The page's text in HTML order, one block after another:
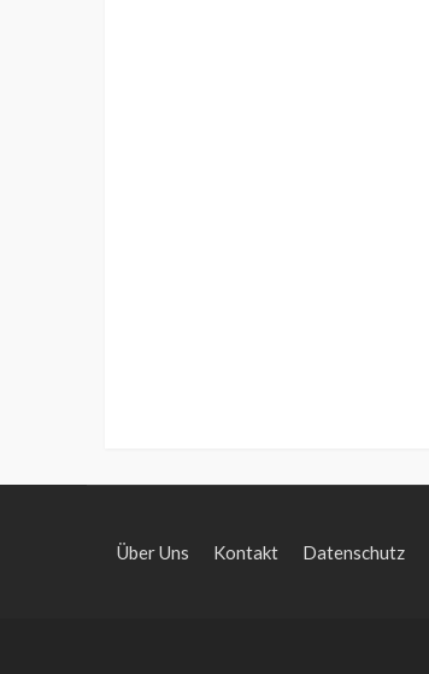
Über Uns Kontakt Datenschutz